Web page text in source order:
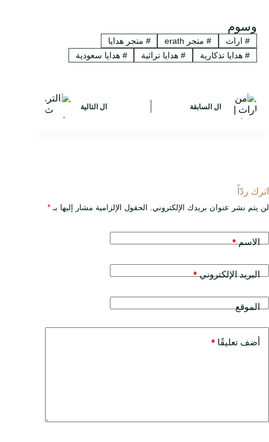
وسوم
#اراث #متجر erath # متجر هدايا
#هدايا تذكارية #هدايا تراثية # هدايا سعودية
ال السابقة ال التالية
اترك ردّاً
لن يتم نشر عنوان بريدك الإلكتروني. الحقول الإلزامية مشار إليها بـ *
الاسم*
البريد الإلكتروني*
الموقع
أضف تعليقًا *